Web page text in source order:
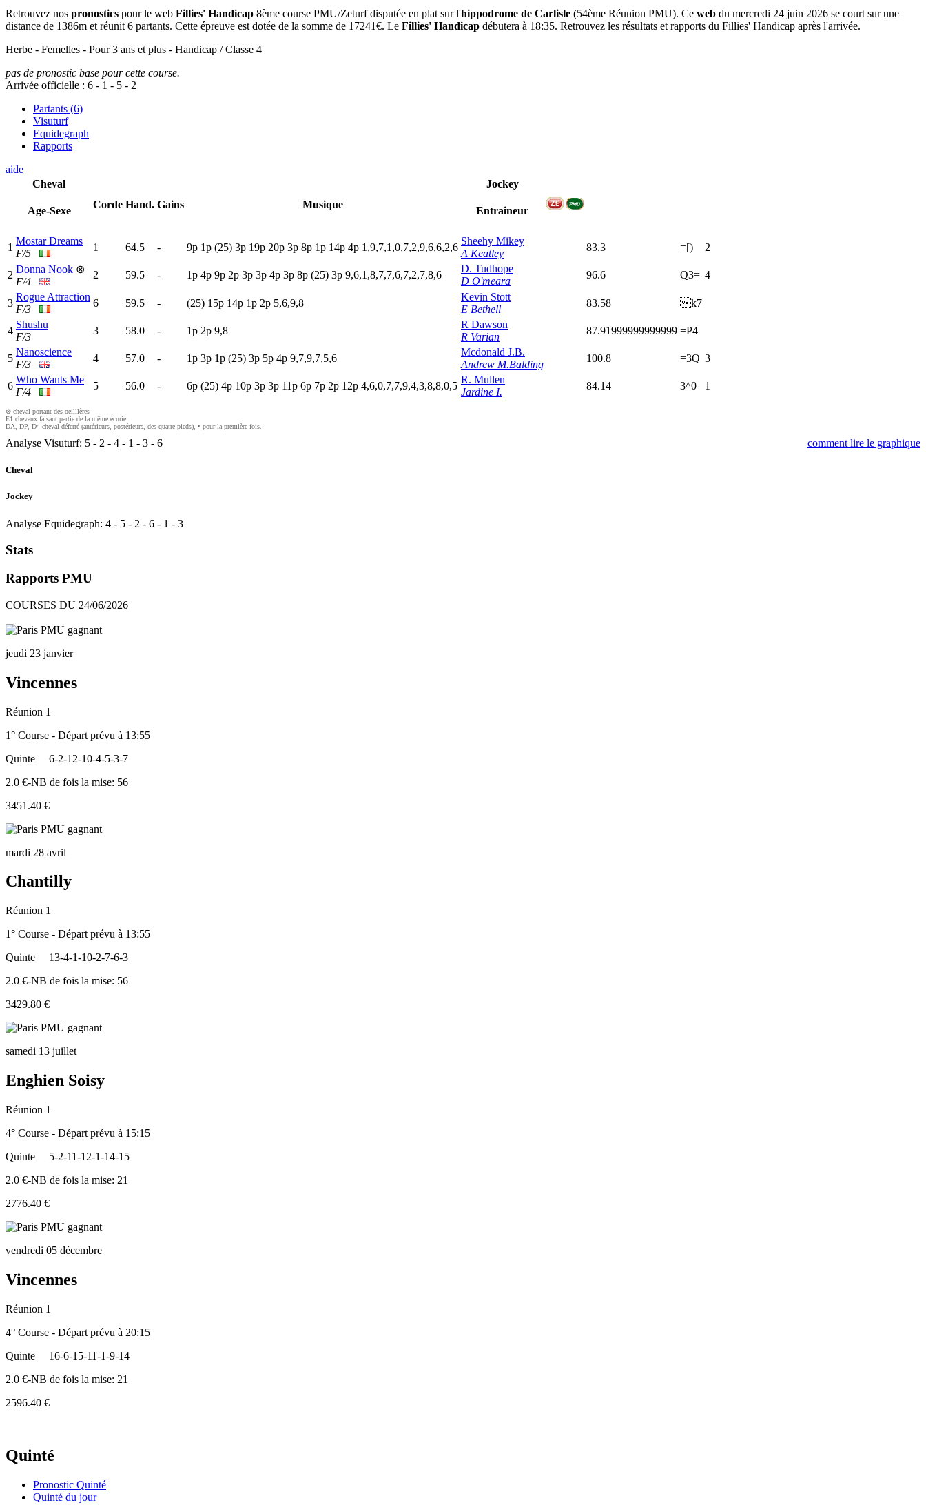
Retrouvez nos pronostics pour le web Fillies' Handicap 8ème course PMU/Zeturf disputée en plat sur l'hippodrome de Carlisle (54ème Réunion PMU). Ce web du mercredi 24 juin 2026 se court sur une
distance de 1386m et réunit 6 partants. Cette épreuve est dotée de la somme de 17241€. Le Fillies' Handicap débutera à 18:35. Retrouvez les résultats et rapports du Fillies' Handicap après l'arrivée.
Herbe - Femelles - Pour 3 ans et plus - Handicap / Classe 4
pas de pronostic base pour cette course.
Arrivée officielle : 6 - 1 - 5 - 2
Partants (6)
Visuturf
Equidegraph
Rapports
aide
Cheval
Age-Sexe
Corde Hand. Gains Musique
Jockey
Entraineur
1
Mostar Dreams
F/5
1 64.5 - 9p 1p (25) 3p 19p 20p 3p 8p 1p 14p 4p 1,9,7,1,0,7,2,9,6,6,2,6
Sheehy Mikey
A Keatley
83.3 =[) 2
2 Donna Nook ⊗
F/4
2 59.5 - 1p 4p 9p 2p 3p 3p 4p 3p 8p (25) 3p 9,6,1,8,7,7,6,7,2,7,8,6
D. Tudhope
D O'meara
96.6 Q3= 4
3
Rogue Attraction
F/3
6 59.5 - (25) 15p 14p 1p 2p 5,6,9,8
Kevin Stott
E Bethell
83.58 k7
4
Shushu
F/3
3 58.0 - 1p 2p 9,8
R Dawson
R Varian
87.91999999999999 =P4
5
Nanoscience
F/3
4 57.0 - 1p 3p 1p (25) 3p 5p 4p 9,7,9,7,5,6
Mcdonald J.B.
Andrew M.Balding
100.8 =3Q 3
6
Who Wants Me
F/4
5 56.0 - 6p (25) 4p 10p 3p 3p 11p 6p 7p 2p 12p 4,6,0,7,7,9,4,3,8,8,0,5
R. Mullen
Jardine I.
84.14 3^0 1
⊗ cheval portant des oeilllères
E1 chevaux faisant partie de la même écurie
DA, DP, D4 cheval déferré (antérieurs, postérieurs, des quatre pieds), • pour la première fois.
Analyse Visuturf: 5 - 2 - 4 - 1 - 3 - 6 comment lire le graphique
Cheval
Jockey
Analyse Equidegraph: 4 - 5 - 2 - 6 - 1 - 3
Stats
Rapports PMU
COURSES DU 24/06/2026
jeudi 23 janvier
Vincennes
Réunion 1
1° Course - Départ prévu à 13:55
Quinte
6-2-12-10-4-5-3-7
2.0 €-NB de fois la mise: 56
3451.40 €
mardi 28 avril
Chantilly
Réunion 1
1° Course - Départ prévu à 13:55
Quinte
13-4-1-10-2-7-6-3
2.0 €-NB de fois la mise: 56
3429.80 €
samedi 13 juillet
Enghien Soisy
Réunion 1
4° Course - Départ prévu à 15:15
Quinte
5-2-11-12-1-14-15
2.0 €-NB de fois la mise: 21
2776.40 €
vendredi 05 décembre
Vincennes
Réunion 1
4° Course - Départ prévu à 20:15
Quinte
16-6-15-11-1-9-14
2.0 €-NB de fois la mise: 21
2596.40 €
Quinté
Pronostic Quinté
Quinté du jour